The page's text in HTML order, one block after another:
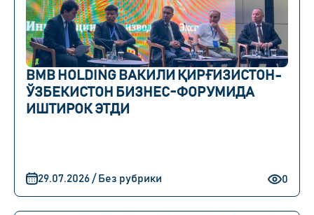
BMB HOLDING ВАКИЛИ ҚИРҒИЗИСТОН-
ЎЗБЕКИСТОН БИЗНЕС-ФОРУМИДА
ИШТИРОК ЭТДИ
0
29.07.2026 / Без рубрики